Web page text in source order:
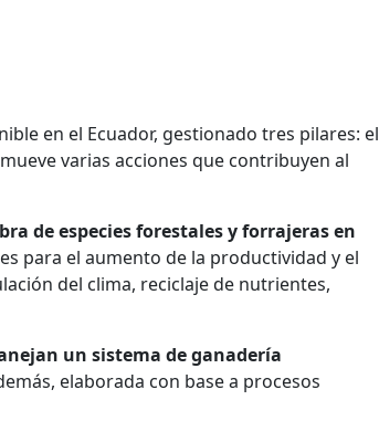
en el Ecuador, gestionado tres pilares: el
varias acciones que contribuyen al
de especies forestales y forrajeras en
para el aumento de la productividad y el
del clima, reciclaje de nutrientes,
un sistema de ganadería
elaborada con base a procesos